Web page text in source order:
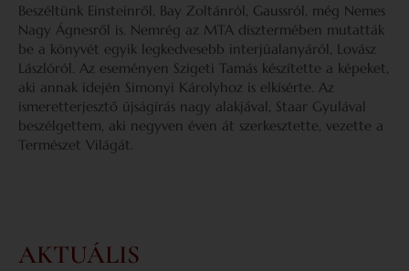
Beszéltünk Einsteinről, Bay Zoltánról, Gaussról, még Nemes
Nagy Ágnesről is. Nemrég az MTA dísztermében mutatták
be a könyvét egyik legkedvesebb interjúalanyáról, Lovász
Lászlóról. Az eseményen Szigeti Tamás készítette a képeket,
aki annak idején Simonyi Károlyhoz is elkísérte. Az
ismeretterjesztő újságírás nagy alakjával, Staar Gyulával
beszélgettem, aki negyven éven át szerkesztette, vezette a
Természet Világát.
AKTUÁLIS